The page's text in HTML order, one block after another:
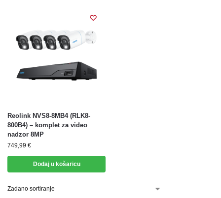
Reolink NVS8-8MB4 (RLK8-
800B4) – komplet za video
nadzor 8MP
749,99 €
Dodaj u košaricu